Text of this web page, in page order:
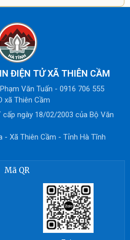
ĐIỆN TỬ XÃ THIÊN CẦM
Văn Tuấn - 0916 706 555
xã Thiên Cầm
cấp ngày 18/02/2003 của Bộ Văn
- Xã Thiên Cầm - Tỉnh Hà Tĩnh
Mã QR